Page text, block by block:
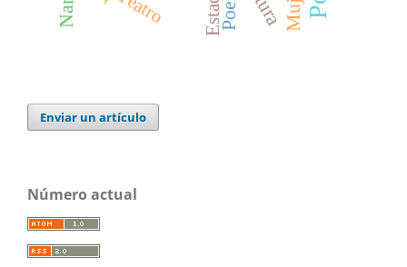
Enviar un artículo
Número actual